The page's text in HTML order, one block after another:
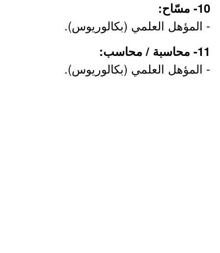
10- مسّاح:
- المؤهل العلمي (بكالوريوس).
11- محاسبة / محاسب:
- المؤهل العلمي (بكالوريوس).